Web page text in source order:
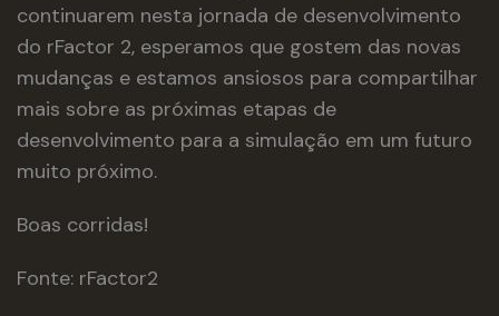
continuarem nesta jornada de desenvolvimento
do rFactor 2, esperamos que gostem das novas
mudanças e estamos ansiosos para compartilhar
mais sobre as próximas etapas de
desenvolvimento para a simulação em um futuro
muito próximo.
Boas corridas!
Fonte: rFactor2